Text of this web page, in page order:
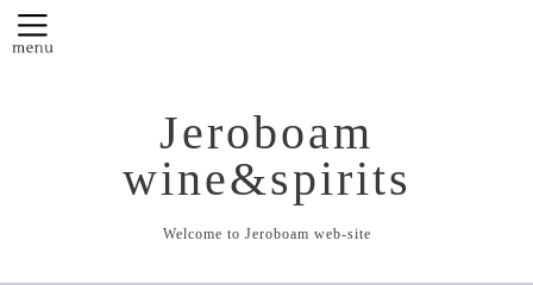
Jeroboam
wine&spirits
Welcome to Jeroboam web-site